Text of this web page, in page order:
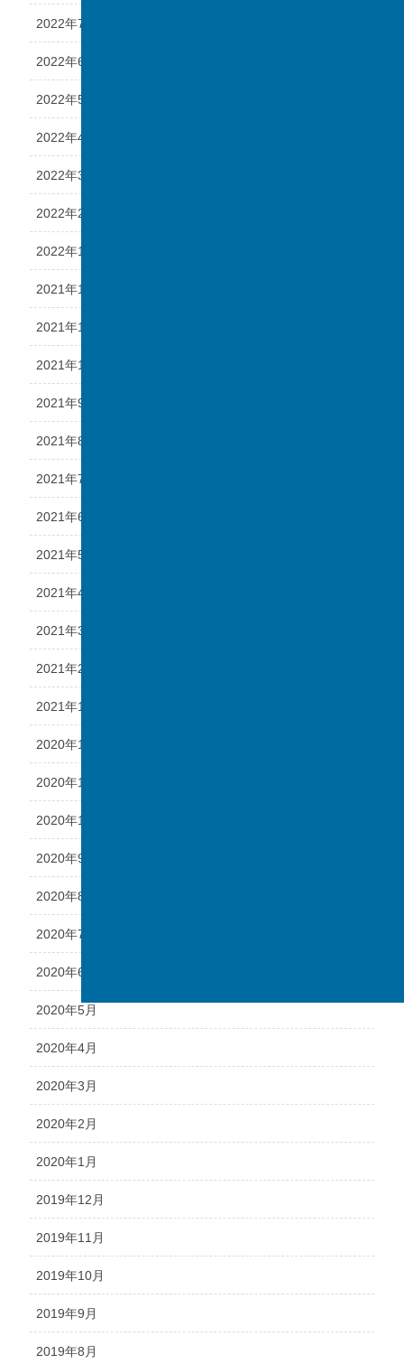
2022年7月
2022年6月
2022年5月
2022年4月
2022年3月
2022年2月
2022年1月
2021年12月
2021年11月
2021年10月
2021年9月
2021年8月
2021年7月
2021年6月
2021年5月
2021年4月
2021年3月
2021年2月
2021年1月
2020年12月
2020年11月
2020年10月
2020年9月
2020年8月
2020年7月
2020年6月
2020年5月
2020年4月
2020年3月
2020年2月
2020年1月
2019年12月
2019年11月
2019年10月
2019年9月
2019年8月